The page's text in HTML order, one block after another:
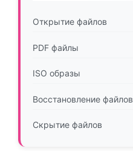
Открытие файлов
PDF файлы
ISO образы
Восстановление файлов
Скрытие файлов